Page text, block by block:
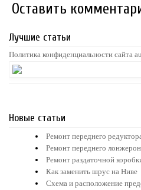
Оставить
Лучшие статьи
Политика конфиденциальности сайта
Новые статьи
Ремонт переднего
Ремонт переднего
Ремонт раздаточной
Как заменить шрус на Ниве
Схема и расположение